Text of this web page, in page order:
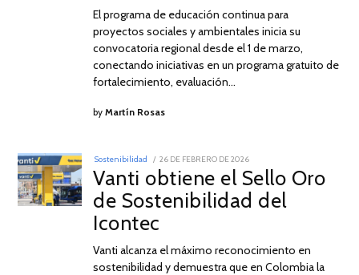
El programa de educación continua para
proyectos sociales y ambientales inicia su
convocatoria regional desde el 1 de marzo,
conectando iniciativas en un programa gratuito de
fortalecimiento, evaluación…
byMartín Rosas
Sostenibilidad
POSTED
ON
26 DE FEBRERO DE 2026
DE
FEBRERO
DE
2026
Vanti obtiene el Sello Oro
de Sostenibilidad del
Icontec
Vanti alcanza el máximo reconocimiento en
sostenibilidad y demuestra que en Colombia la